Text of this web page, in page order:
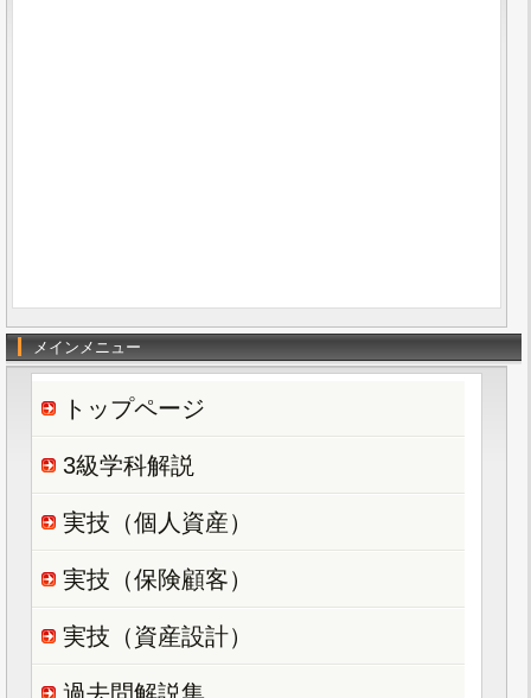
メインメニュー
トップページ
3級学科解説
実技（個人資産）
実技（保険顧客）
実技（資産設計）